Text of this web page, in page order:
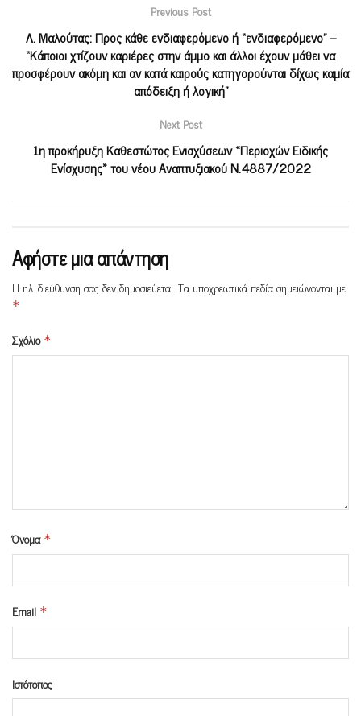
Previous Post
Λ. Μαλούτας: Προς κάθε ενδιαφερόμενο ή “ενδιαφερόμενο” –
“Κάποιοι χτίζουν καριέρες στην άμμο και άλλοι έχουν μάθει να
προσφέρουν ακόμη και αν κατά καιρούς κατηγορούνται δίχως καμία
απόδειξη ή λογική”
Next Post
1η προκήρυξη Καθεστώτος Ενισχύσεων «Περιοχών Ειδικής
Ενίσχυσης» του νέου Αναπτυξιακού Ν.4887/2022
Αφήστε μια απάντηση
Η ηλ. διεύθυνση σας δεν δημοσιεύεται.Τα υποχρεωτικά πεδία σημειώνονται με
*
Σχόλιο *
Όνομα *
Email *
Ιστότοπος